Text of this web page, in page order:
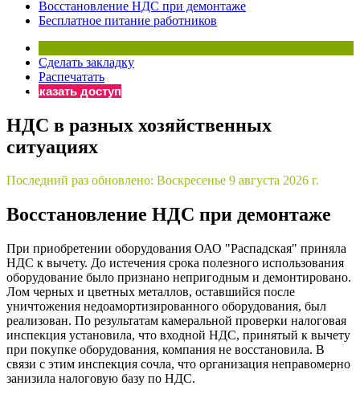
Бератор
Материалы электронного журнала
«Нормативные акты для бухгалтера»
Материалы электронного журнала
Онлайн-сервисы «Учетная политика» и «Алгоритмы для
Просто заполните форму, и мы вышлем вам на почту
Восстановление НДС при демонтаже
Бесплатное питание работников
Сделать закладку
Распечатать
Заказать доступ
НДС в разных хозяйственных
ситуациях
Последний раз обновлено: Воскресенье 9 августа 2026 г.
Восстановление НДС при демонтаже
При приобретении оборудования ОАО "Распадская" приняла
НДС к вычету. До истечения срока полезного использования
оборудование было признано непригодным и демонтировано.
Лом черных и цветных металлов, оставшийся после
уничтожения недоамортизированного оборудования, был
реализован. По результатам камеральной проверки налоговая
инспекция установила, что входной НДС, принятый к вычету
при покупке оборудования, компания не восстановила. В
связи с этим инспекция сочла, что организация неправомерно
занизила налоговую базу по НДС.